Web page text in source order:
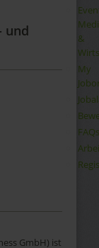
&
My
FAQs
und
GmbH) ist